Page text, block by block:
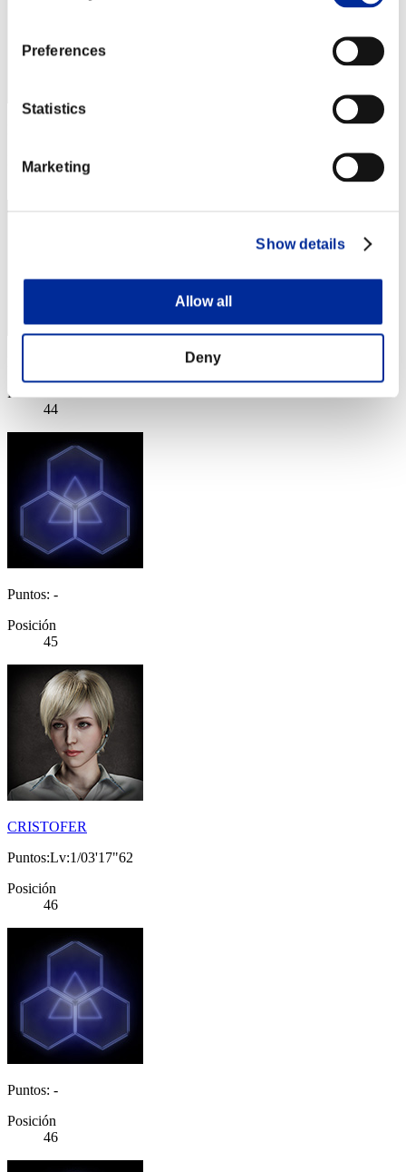
Preferences
Statistics
Marketing
Show details
Allow all
Deny
Posición
43
Posición
44
Puntos: -
Posición
45
CRISTOFER
Puntos:Lv:1/03'17"62
Posición
46
Puntos: -
Posición
46